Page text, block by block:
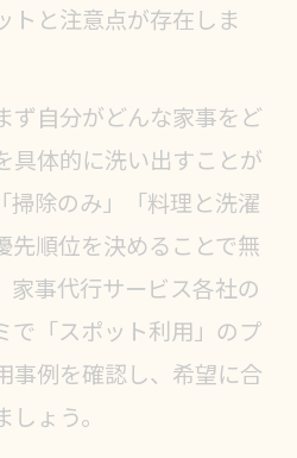
トと注意点が存在しま
ず自分がどんな家事をど
具体的に洗い出すことが
掃除のみ」「料理と洗濯
先順位を決めることで無
家事代行サービス各社の
で「スポット利用」のプ
事例を確認し、希望に合
ょう。